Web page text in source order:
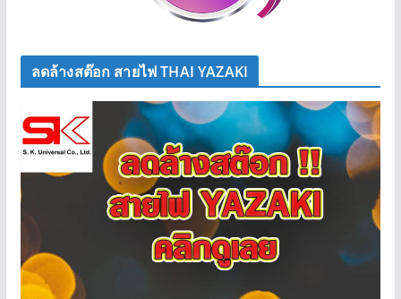
ลดล้างสต๊อก สายไฟ THAI YAZAKI